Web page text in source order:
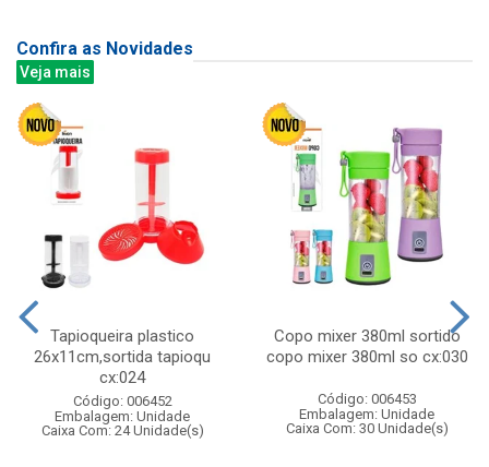
Confira as Novidades
Veja mais
Tapioqueira plastico
26x11cm,sortida tapioqu
cx:024
Código: 006452
Embalagem: Unidade
Caixa Com: 24 Unidade(s)
Copo mixer 380ml sortido
copo mixer 380ml so cx:030
Código: 006453
Embalagem: Unidade
Caixa Com: 30 Unidade(s)